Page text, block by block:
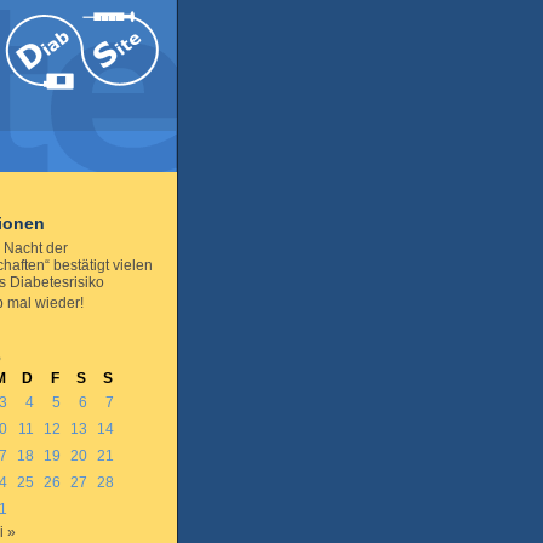
Nacht der
bestätigt vielen
Diabetesrisiko
mal wieder!
D F S
S
3 4 5 6
7
11 12 13
14
18 19 20 21
25 26 27
28
»